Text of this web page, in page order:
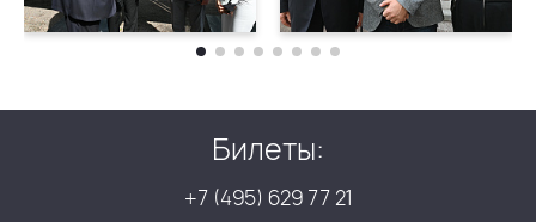
Билеты:
+7 (495) 629 77 21